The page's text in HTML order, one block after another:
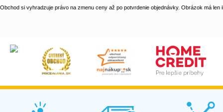
Obchod si vyhradzuje právo na zmenu ceny až po potvrdenie objednávky. Obrázok má len